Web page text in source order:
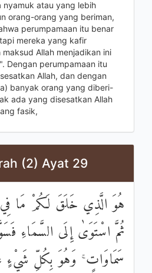
nyamuk atau yang lebih
orang-orang yang beriman,
perumpamaan itu benar
mereka yang kafir
Allah menjadikan ini
Dengan perumpamaan itu
Allah, dan dengan
banyak orang yang diberi-
ada yang disesatkan Allah
fasik,
(2) Ayat 29
هُوَ الَّذِي خَلَقَ لَكُمْ مَا
ثُمَّ اسْتَوَىٰ إِلَى السَّمَاءِ
سَمَاوَاتٍ ۚ وَهُوَ بِكُلِّ شَيْءٍ